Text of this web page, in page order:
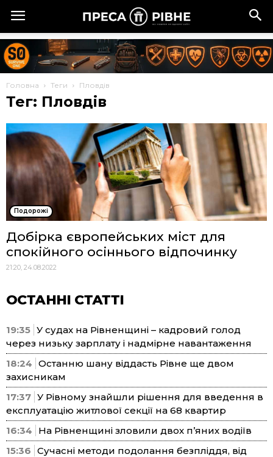
Головна Теги Пловдів
Тег: Пловдів
Подорожі
Добірка європейських міст для
спокійного осіннього відпочинку
21:20, 24.08.2022
ОСТАННІ СТАТТІ
19:35 У судах на Рівненщині – кадровий голод
через низьку зарплату і надмірне навантаження
18:24 Останню шану віддасть Рівне ще двом
захисникам
17:37 У Рівному знайшли рішення для введення в
експлуатацію житлової секції на 68 квартир
16:34
На Рівненщині зловили двох п’яних водіїв
15:36 Сучасні методи подолання безпліддя, від